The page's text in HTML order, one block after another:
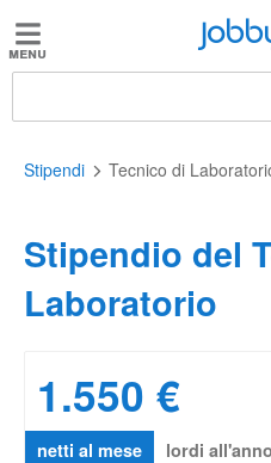
Jobbydoo
lavoro
Stipendi
Blog
Stipendi Tecnico di
Stipendio del
Laboratorio
1.550 €
netti al mese lordi all'anno